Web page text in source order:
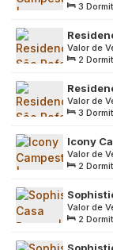
São
Brasil
3
Sala(s) ,
3919.00
|
varanda
Valor de
São
Brasil
2
Sala(s) ,
1250.00
|
varanda
Valor de
São
Brasil
3
Sala(s) ,
1250.00
Icony
varanda
Valor de
Grande
Paulo,
2
Sala(s) ,
Pronto |
Valor de
Grande
São
2
Sala(s) ,